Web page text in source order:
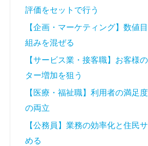
評価をセットで行う
【企画・マーケティング】数値
組みを混ぜる
【サービス業・接客職】お客様
ター増加を狙う
【医療・福祉職】利用者の満足
の両立
【公務員】業務の効率化と住民
める